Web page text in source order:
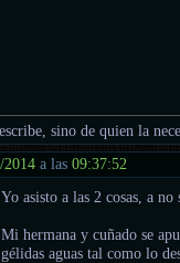
sino de quien la
2014 a las09:37:52
Yo asisto a las 2 cosas, a
Mi hermana y cuñado se
gélidas aguas tal como lo